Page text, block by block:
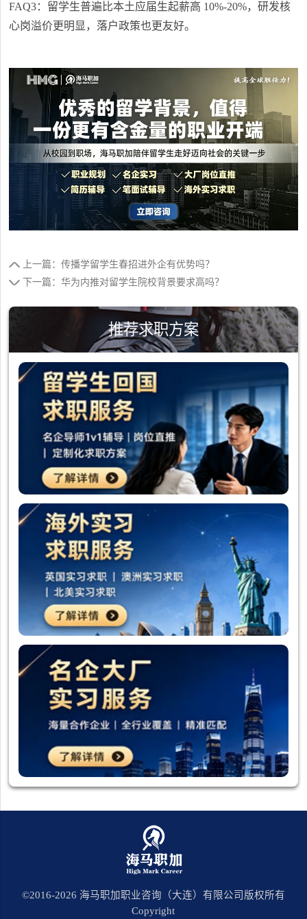
FAQ3：留学生普遍比本土应届生起薪高 10%-20%，研发核
心岗溢价更明显，落户政策也更友好。
上一篇：传播学留学生春招进外企有优势吗？
下一篇：华为内推对留学生院校背景要求高吗？
推荐求职方案
©2016-2026 海马职加职业咨询（大连）有限公司版权所有
Copyright